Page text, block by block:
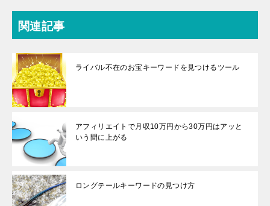
関連記事
ライバル不在のお宝キーワードを見つけるツール
アフィリエイトで月収10万円から30万円はアッと
いう間に上がる
ロングテールキーワードの見つけ方